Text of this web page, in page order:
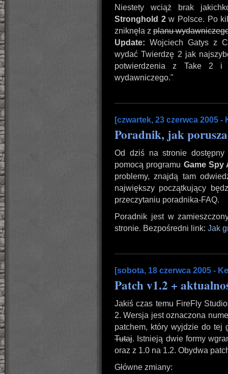
Niestety wciąż brak
Stronghold 2w Polsce. Po
zniknęła z planu
Update: Wojciech Gatys z
wydać Twierdzę 2 jak
potwierdzenia z Take 2 i
wydawniczego."
[czwartek, 23 czerwca 2005 -
Poradnik, jak
Od dziś na stronie
pomocą programu Game Spy
problemy, znajdą tam
największy początkujący
przeczytaniu poradnika-FAQ.
Poradnik jest w
stronie. Bezpośredni link: Jak
[sobota, 18 czerwca 2005 -
Patch v1.2 +
Jakiś czas temu FireFly
2. Wersja jest oznaczona
patchem, który wyjdzie do tej
Tutaj. Istnieją dwie formy
oraz z 1.0 na 1.2. Obydwa
Główne zmiany: